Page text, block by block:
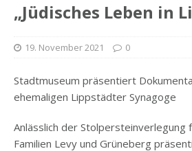
„Jüdisches Leben in
19. November 2021 0
Stadtmuseum präsentiert
ehemaligen Lippstädter Synagoge
Anlässlich der Stolpersteinverlegung
Familien Levy und Grüneberg